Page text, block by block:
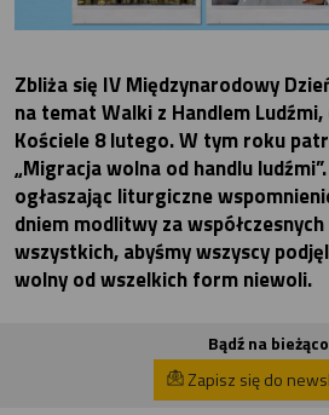
Zbliża się IV Międzynarodowy
na temat Walki z Handlem
Kościele 8 lutego. W tym roku
„Migracja wolna od handlu
ogłaszając liturgiczne
dniem modlitwy za
wszystkich, abyśmy wszyscy
wolny od wszelkich form niewoli.
Bądź na
Zapisz się do